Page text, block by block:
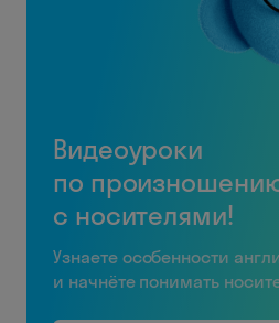
Видеоуроки
по
с носителями!
Узнаете особенности
и начнёте понимать